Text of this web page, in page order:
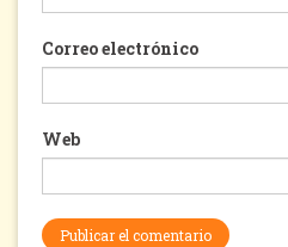
Correo electrónico
Web